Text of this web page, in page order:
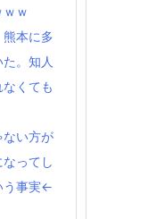
ｗ
本に多
。知人
なくても
ない方が
ってし
う事実←